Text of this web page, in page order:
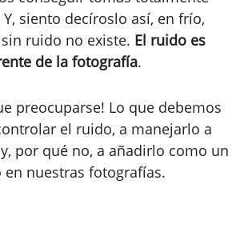
siento decíroslo así, en frío,
ruido no existe. El ruido es
de la fotografía.
preocuparse! Lo que debemos
el ruido, a manejarlo a
por qué no, a añadirlo como un
nuestras fotografías.